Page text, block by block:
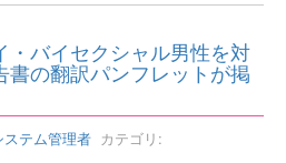
・バイセクシャル男性を対
の翻訳パンフレットが掲
ステム管理者 カテゴリ: